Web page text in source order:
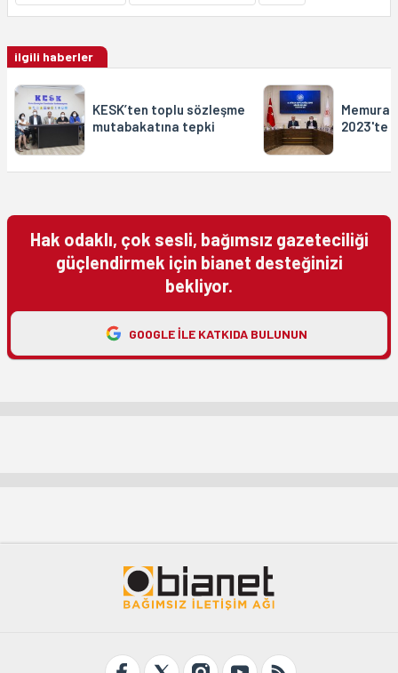
ilgili haberler
KESK’ten toplu sözleşme
mutabakatına tepki
Memura
2023'te
Hak odaklı, çok sesli, bağımsız gazeteciliği
güçlendirmek için bianet desteğinizi
bekliyor.
GOOGLE ILE KATKIDA BULUNUN